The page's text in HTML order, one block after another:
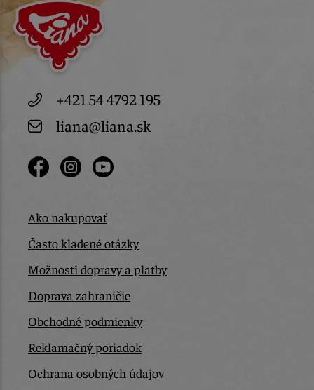
+421 54 4792 195
liana@liana.sk
Ako nakupovať
Často kladené otázky
Možnosti dopravy a platby
Doprava zahraničie
Obchodné podmienky
Reklamačný poriadok
Ochrana osobných údajov